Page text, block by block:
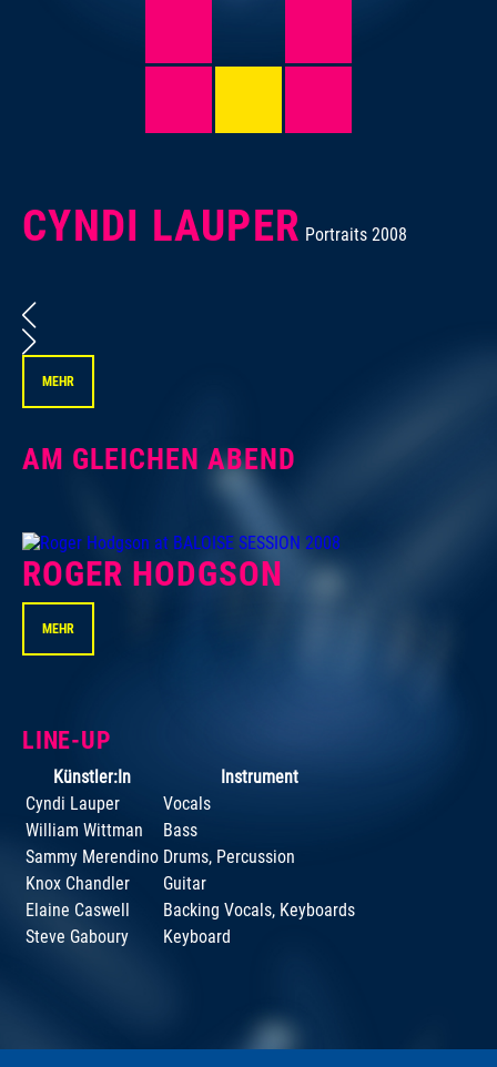
CYNDI LAUPER Portraits 2008
MEHR
AM GLEICHEN ABEND
ROGER HODGSON
MEHR
LINE-UP
Künstler:In
Instrument
Cyndi Lauper
Vocals
William Wittman
Bass
Sammy Merendino Drums, Percussion
Knox Chandler
Guitar
Elaine Caswell
Backing Vocals, Keyboards
Steve Gaboury
Keyboard